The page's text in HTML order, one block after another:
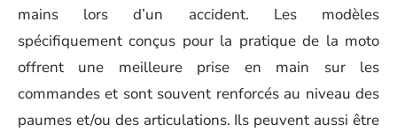
mains lors d’un accident. Les modèles
spécifiquement conçus pour la pratique de la moto
offrent une meilleure prise en main sur les
commandes et sont souvent renforcés au niveau des
paumes et/ou des articulations. Ils peuvent aussi être